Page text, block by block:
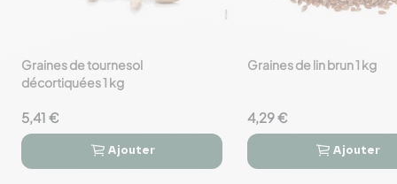
favorite_border
Graines de tournesol
décortiquées 1 kg
5,41 €
 
Ajouter
favorite_border
Graines de lin brun 1 kg
4,29 €
 
Ajouter